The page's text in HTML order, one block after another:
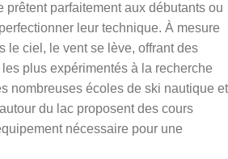
prêtent parfaitement aux débutants ou
leur technique. À mesure
le ciel, le vent se lève, offrant des
plus expérimentés à la recherche
nombreuses écoles de ski nautique et
du lac proposent des cours
nécessaire pour une